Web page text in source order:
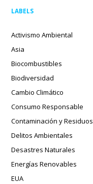
LABELS
Activismo Ambiental
Asia
Biocombustibles
Biodiversidad
Cambio Climático
Consumo Responsable
Contaminación y Residuos
Delitos Ambientales
Desastres Naturales
Energías Renovables
EUA